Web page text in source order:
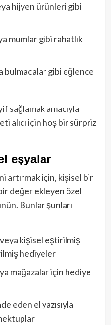
hijyen ürünleri gibi
mumlar gibi rahatlık
bulmacalar gibi eğlence
sağlamak amacıyla
alıcı için hoş bir sürpriz
eşyalar
artırmak için, kişisel bir
değer ekleyen özel
Bunlar şunları
kişiselleştirilmiş
hediyeler
mağazalar için hediye
eden el yazısıyla